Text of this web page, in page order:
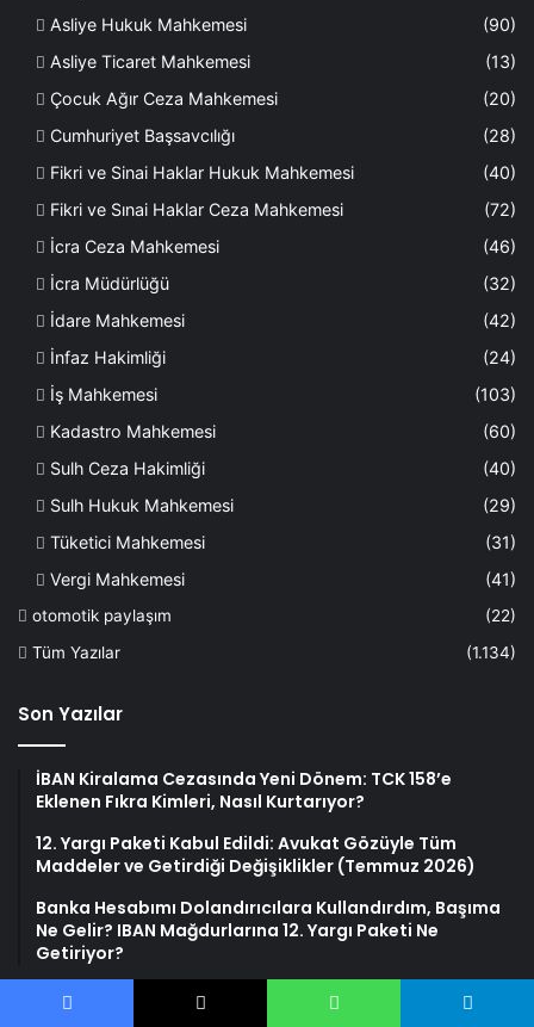
Asliye Hukuk Mahkemesi
(90)
Asliye Ticaret Mahkemesi
(13)
Çocuk Ağır Ceza Mahkemesi
(20)
Cumhuriyet Başsavcılığı
(28)
Fikri ve Sinai Haklar Hukuk Mahkemesi
(40)
Fikri ve Sınai Haklar Ceza Mahkemesi
(72)
İcra Ceza Mahkemesi
(46)
İcra Müdürlüğü
(32)
İdare Mahkemesi
(42)
İnfaz Hakimliği
(24)
İş Mahkemesi
(103)
Kadastro Mahkemesi
(60)
Sulh Ceza Hakimliği
(40)
Sulh Hukuk Mahkemesi
(29)
Tüketici Mahkemesi
(31)
Vergi Mahkemesi
(41)
otomotik paylaşım
(22)
Tüm Yazılar
(1.134)
Son Yazılar
İBAN Kiralama Cezasında Yeni Dönem: TCK 158’e
Eklenen Fıkra Kimleri, Nasıl Kurtarıyor?
12. Yargı Paketi Kabul Edildi: Avukat Gözüyle Tüm
Maddeler ve Getirdiği Değişiklikler (Temmuz 2026)
Banka Hesabımı Dolandırıcılara Kullandırdım, Başıma
Ne Gelir? IBAN Mağdurlarına 12. Yargı Paketi Ne
Getiriyor?
Yararlı Linkler